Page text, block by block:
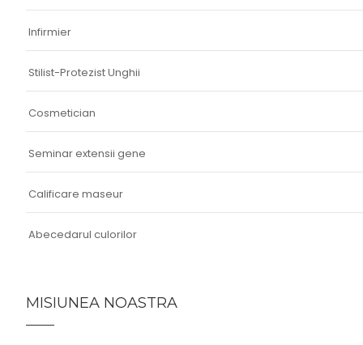
Infirmier
Stilist-Protezist Unghii
Cosmetician
Seminar extensii gene
Calificare maseur
Abecedarul culorilor
MISIUNEA NOASTRA